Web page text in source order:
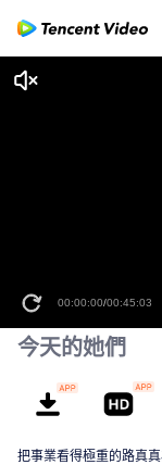
00:00:00/00:45:03
今天的她們
把事業看得極重的路真